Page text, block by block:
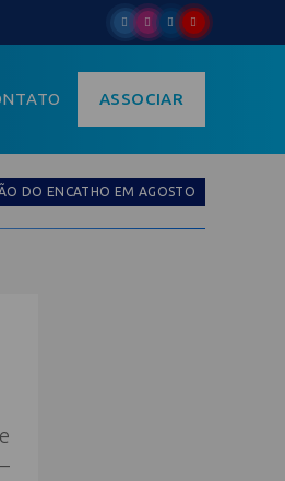
ASSOCIAR
DO ENCATHO EM AGOSTO